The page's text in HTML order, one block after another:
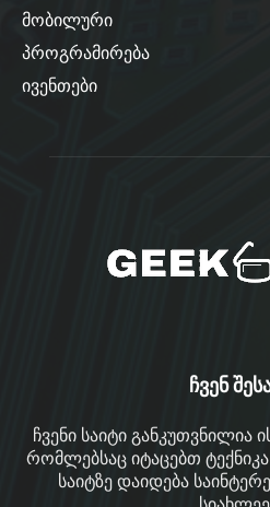
მობილური
პროგრამირება
ივენთები
ჩვენ
ჩვენი საიტი განკუთვნილია
რომლებსაც იტაცებთ
საიტზე დაიდება